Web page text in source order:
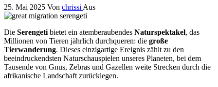
25. Mai 2025 Von chrissi Aus
Die Serengeti bietet ein atemberaubendes Naturspektakel, das
Millionen von Tieren jährlich durchqueren: die große
Tierwanderung. Dieses einzigartige Ereignis zählt zu den
beeindruckendsten Naturschauspielen unseres Planeten, bei dem
Tausende von Gnus, Zebras und Gazellen weite Strecken durch die
afrikanische Landschaft zurücklegen.